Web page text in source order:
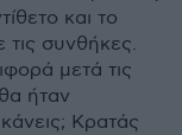
και το
συνθήκες.
μετά τις
ήταν
Κρατάς